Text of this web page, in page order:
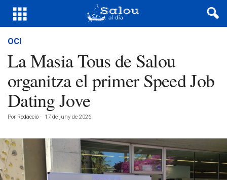
OCI
La Masia Tous de Salou
organitza el primer Speed Job
Dating Jove
Por Redacció - 17 de juny de 2026